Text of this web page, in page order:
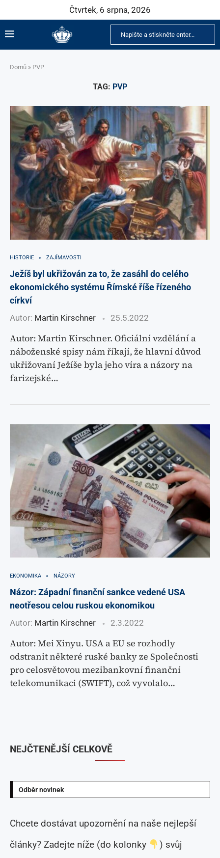
Čtvrtek, 6 srpna, 2026
Domů » PVP
TAG: PVP
HISTORIE ZAJÍMAVOSTI
Ježíš byl ukřižován za to, že zasáhl do celého
ekonomického systému Římské říše řízeného
církví
Autor: Martin Kirschner 25.5.2022
Autor: Martin Kirschner. Oficiální vzdělání a
náboženské spisy nám říkají, že hlavní důvod
ukřižovaní Ježíše byla jeho víra a názory na
farizejské…
EKONOMIKA NÁZORY
Názor: Západní finanční sankce vedené USA
neotřesou celou ruskou ekonomikou
Autor: Martin Kirschner 2.3.2022
Autor: Mei Xinyu. USA a EU se rozhodly
odstranit některé ruské banky ze Společnosti
pro celosvětovou mezibankovní finanční
telekomunikaci (SWIFT), což vyvolalo…
Odběr novinek
Chcete dostávat upozornění na naše nejlepší
články? Zadejte níže (do kolonky
) svůj
NEJČTENĚJŠÍ CELKOVĚ